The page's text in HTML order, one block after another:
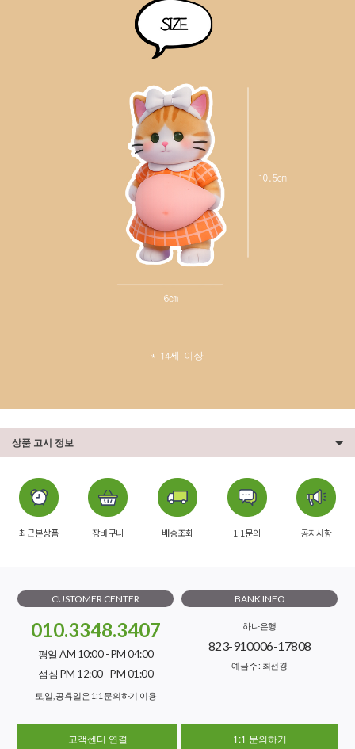
상품 고시 정보
최근본상품 장바구니 배송조회 1:1문의 공지사항
CUSTOMER CENTER
010.3348.3407
평일 AM 10:00 - PM 04:00
점심 PM 12:00 - PM 01:00
토,일, 공휴일은 1:1 문의하기 이용
BANK INFO
하나은행
823-910006-17808
예금주 : 최선경
고객센터 연결 1:1 문의하기